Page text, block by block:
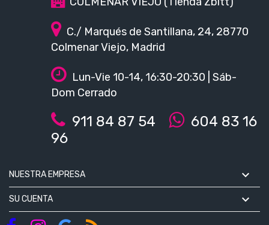
C./ Marqués de Santillana, 24, 28770
Colmenar Viejo, Madrid
Lun-Vie 10-14, 16:30-20:30 | Sáb-
Dom Cerrado
911 84 87 54
604 83 16
96
NUESTRA EMPRESA 
SU CUENTA 